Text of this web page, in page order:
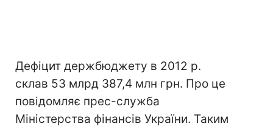
Дефіцит держбюджету в 2012 р.
склав 53 млрд 387,4 млн грн. Про це
повідомляє прес-служба
Міністерства фінансів України. Таким